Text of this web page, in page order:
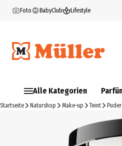
Foto BabyClub Lifestyle
Alle Kategorien
Startseite Naturshop Make-up Teint Puder